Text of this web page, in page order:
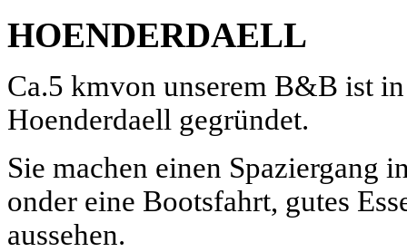
HOENDERDAELL
Ca.5 kmvon unserem B&B ist
Hoenderdaell gegründet.
Sie machen einen Spaziergang
onder eine Bootsfahrt, gutes
aussehen.